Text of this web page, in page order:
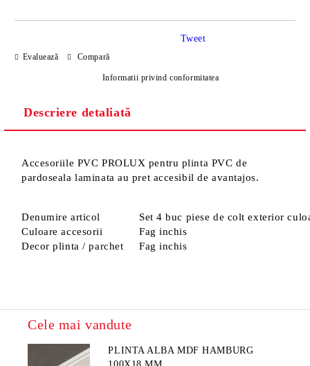
Sunt de acord cuPolitica de confidentialitate
Noi vă vom contacta pentru finalizarea comenzii.
Evaluează Compară
Informatii privind conformitatea
Tweet
Descriere detaliată
Accesoriile PVC PROLUX pentru plinta PVC de
pardoseala laminata au pret accesibil de avantajos.
Denumire articol
Set 4 buc piese de colt exterior
Culoare accesorii
Fag inchis
Decor plinta / parchet
Fag inchis
Cele mai vandute
PLINTA ALBA MDF HAMBURG